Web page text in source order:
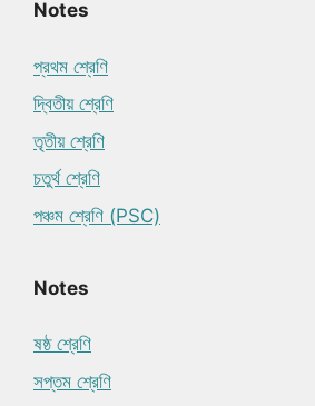
Notes
প্রথম শ্রেণি
দ্বিতীয় শ্রেণি
তৃতীয় শ্রেণি
চতুর্থ শ্রেণি
পঞ্চম শ্রেণি (PSC)
Notes
ষষ্ঠ শ্রেণি
সপ্তম শ্রেণি